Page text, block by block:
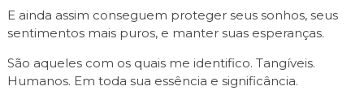
E ainda assim conseguem proteger seus sonhos, seus
sentimentos mais puros, e manter suas esperanças.
São aqueles com os quais me identifico. Tangíveis.
Humanos. Em toda sua essência e significância.